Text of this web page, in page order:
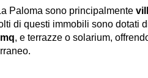
Paloma sono principalmente
di questi immobili sono dotati
, e terrazze o solarium,